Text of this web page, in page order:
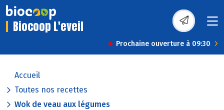
Biocoop L'eveil
Prochaine ouverture à 09:30
Accueil
Toutes nos recettes
Wok de veau aux légumes